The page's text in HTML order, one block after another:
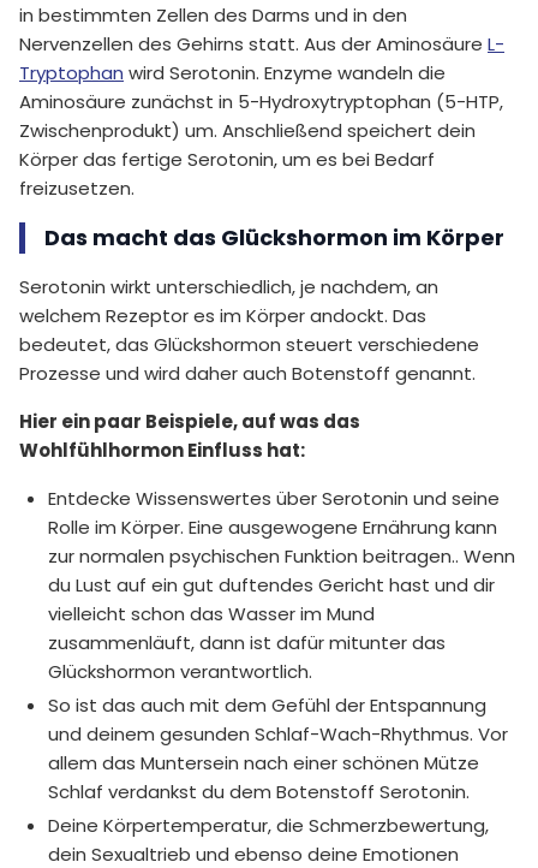
in bestimmten Zellen des Darms und in den
Nervenzellen des Gehirns statt. Aus der Aminosäure L-
Tryptophan wird Serotonin. Enzyme wandeln die
Aminosäure zunächst in 5-Hydroxytryptophan (5-HTP,
Zwischenprodukt) um. Anschließend speichert dein
Körper das fertige Serotonin, um es bei Bedarf
freizusetzen.
Das macht das Glückshormon im Körper
Serotonin wirkt unterschiedlich, je nachdem, an
welchem Rezeptor es im Körper andockt. Das
bedeutet, das Glückshormon steuert verschiedene
Prozesse und wird daher auch Botenstoff genannt.
Hier ein paar Beispiele, auf was das
Wohlfühlhormon Einfluss hat:
Entdecke Wissenswertes über Serotonin und seine
Rolle im Körper. Eine ausgewogene Ernährung kann
zur normalen psychischen Funktion beitragen.. Wenn
du Lust auf ein gut duftendes Gericht hast und dir
vielleicht schon das Wasser im Mund
zusammenläuft, dann ist dafür mitunter das
Glückshormon verantwortlich.
So ist das auch mit dem Gefühl der Entspannung
und deinem gesunden Schlaf-Wach-Rhythmus. Vor
allem das Muntersein nach einer schönen Mütze
Schlaf verdankst du dem Botenstoff Serotonin.
Deine Körpertemperatur, die Schmerzbewertung,
dein Sexualtrieb und ebenso deine Emotionen